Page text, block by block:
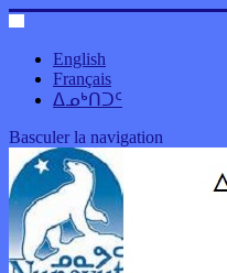
English
Français
ᐃᓄᒃᑎᑐᑦ
Basculer la navigation